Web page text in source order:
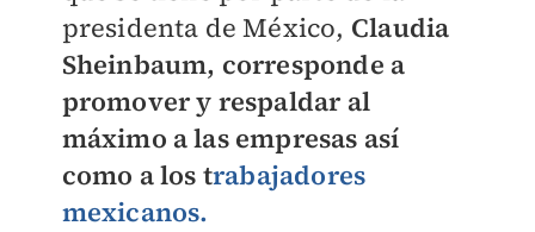
presidenta de México, Claudia
Sheinbaum, corresponde a
promover y respaldar al
máximo a las empresas así
como a los trabajadores
mexicanos.